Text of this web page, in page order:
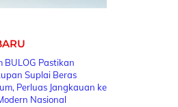
BULOG Pastikan
Suplai Beras
Perluas Jangkauan ke
Nasional